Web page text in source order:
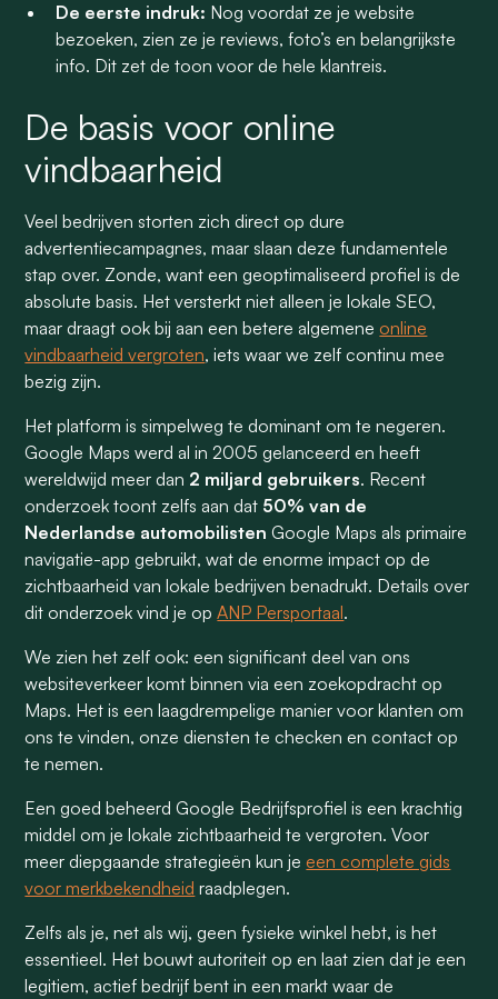
De eerste indruk: Nog voordat ze je website
bezoeken, zien ze je reviews, foto’s en belangrijkste
info. Dit zet de toon voor de hele klantreis.
De basis voor online
vindbaarheid
Veel bedrijven storten zich direct op dure
advertentiecampagnes, maar slaan deze fundamentele
stap over. Zonde, want een geoptimaliseerd profiel is de
absolute basis. Het versterkt niet alleen je lokale SEO,
maar draagt ook bij aan een betere algemene online
vindbaarheid vergroten, iets waar we zelf continu mee
bezig zijn.
Het platform is simpelweg te dominant om te negeren.
Google Maps werd al in 2005 gelanceerd en heeft
wereldwijd meer dan 2 miljard gebruikers. Recent
onderzoek toont zelfs aan dat 50% van de
Nederlandse automobilisten Google Maps als primaire
navigatie-app gebruikt, wat de enorme impact op de
zichtbaarheid van lokale bedrijven benadrukt. Details over
dit onderzoek vind je opANP Persportaal.
We zien het zelf ook: een significant deel van ons
websiteverkeer komt binnen via een zoekopdracht op
Maps. Het is een laagdrempelige manier voor klanten om
ons te vinden, onze diensten te checken en contact op
te nemen.
Een goed beheerd Google Bedrijfsprofiel is een krachtig
middel om je lokale zichtbaarheid te vergroten. Voor
meer diepgaande strategieën kun je een complete gids
voor merkbekendheid raadplegen.
Zelfs als je, net als wij, geen fysieke winkel hebt, is het
essentieel. Het bouwt autoriteit op en laat zien dat je een
legitiem, actief bedrijf bent in een markt waar de